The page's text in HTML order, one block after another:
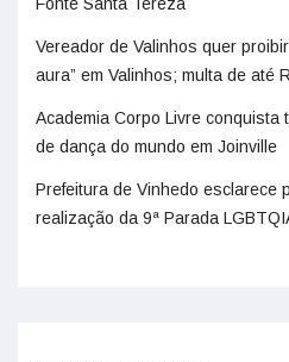
realização da 9ª Parada
MAIS COMENTADOS